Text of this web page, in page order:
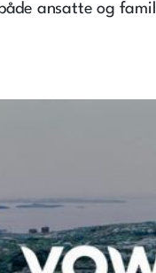
ansatte og